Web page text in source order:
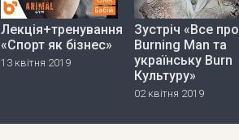
Лекція+тренування
«Спорт як бізнес»
13 квітня 2019
Зустріч «Все про
Burning Man та
українську Burn
Культуру»
02 квітня 2019